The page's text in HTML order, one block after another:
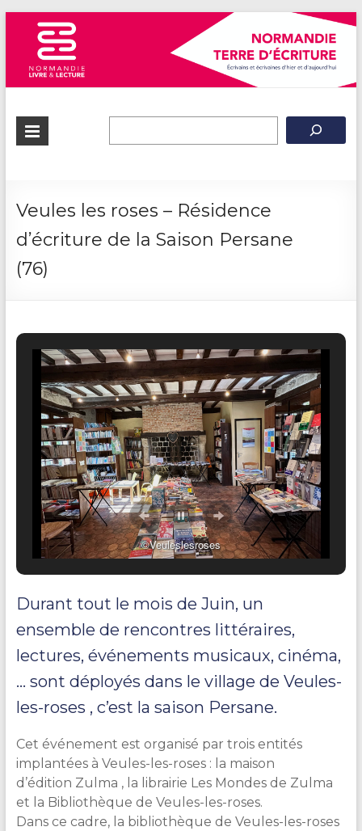
Normandie
Veules les roses – Résidence
d’écriture de la Saison Persane
(76)
©Veuleslesroses
Durant tout le mois de Juin, un
ensemble de rencontres littéraires,
lectures, événements musicaux, cinéma,
… sont déployés dans le village de Veules-
les-roses , c’est la saison Persane.
Cet événement est organisé par trois entités
implantées à Veules-les-roses : la maison
d’édition Zulma , la librairie Les Mondes de Zulma
et la Bibliothèque de Veules-les-roses.
Dans ce cadre, la bibliothèque de Veules-les-roses